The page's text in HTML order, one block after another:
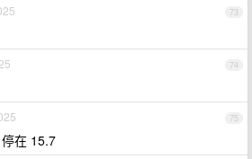
73
74
75
在 15.7